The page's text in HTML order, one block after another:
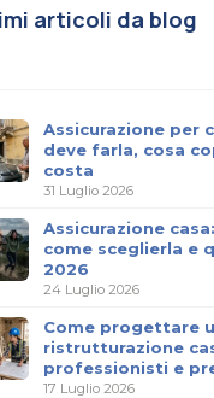
articoli da blog
Assicurazione per
deve farla, cosa
costa
31 Luglio 2026
Assicurazione
come sceglierla e
2026
24 Luglio 2026
Come progettare
ristrutturazione
professionisti e
17 Luglio 2026